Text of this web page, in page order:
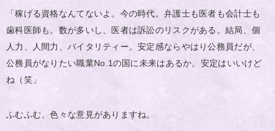
「稼げる資格なんてないよ。今の時代。弁護士も医者も会計士も
歯科医師も。数が多いし、医者は訴訟のリスクがある。結局、個
人力、人間力、バイタリティー。安定感ならやはり公務員だが、
公務員がなりたい職業No.1の国に未来はあるか。安定はいいけど
ね（笑」
ふむふむ、色々な意見がありますね。